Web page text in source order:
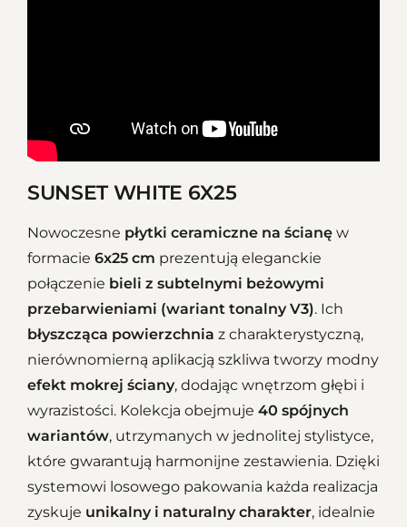
SUNSET WHITE 6X25
Nowoczesne płytki ceramiczne na ścianę w
formacie 6x25 cm prezentują eleganckie
połączenie bieli z subtelnymi beżowymi
przebarwieniami (wariant tonalny V3). Ich
błyszcząca powierzchnia z charakterystyczną,
nierównomierną aplikacją szkliwa tworzy modny
efekt mokrej ściany, dodając wnętrzom głębi i
wyrazistości. Kolekcja obejmuje 40 spójnych
wariantów, utrzymanych w jednolitej stylistyce,
które gwarantują harmonijne zestawienia. Dzięki
systemowi losowego pakowania każda realizacja
zyskuje unikalny i naturalny charakter, idealnie